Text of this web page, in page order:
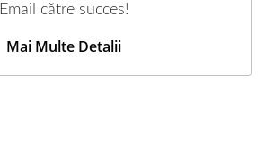
Email către succes!
Mai Multe Detalii